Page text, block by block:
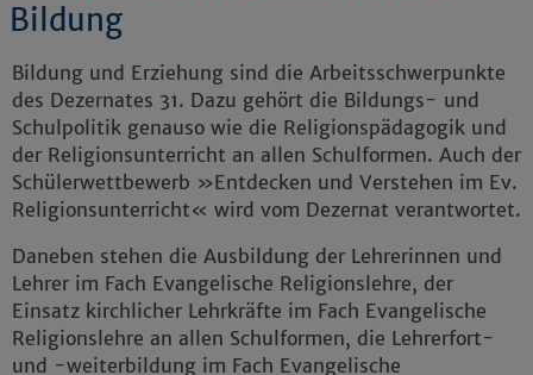
Bildung
Bildung und Erziehung sind die Arbeitsschwerpunkte
des Dezernates 31. Dazu gehört die Bildungs- und
Schulpolitik genauso wie die Religionspädagogik und
der Religionsunterricht an allen Schulformen. Auch der
Schülerwettbewerb »Entdecken und Verstehen im Ev.
Religionsunterricht« wird vom Dezernat verantwortet.
Daneben stehen die Ausbildung der Lehrerinnen und
Lehrer im Fach Evangelische Religionslehre, der
Einsatz kirchlicher Lehrkräfte im Fach Evangelische
Religionslehre an allen Schulformen, die Lehrerfort-
und -weiterbildung im Fach Evangelische